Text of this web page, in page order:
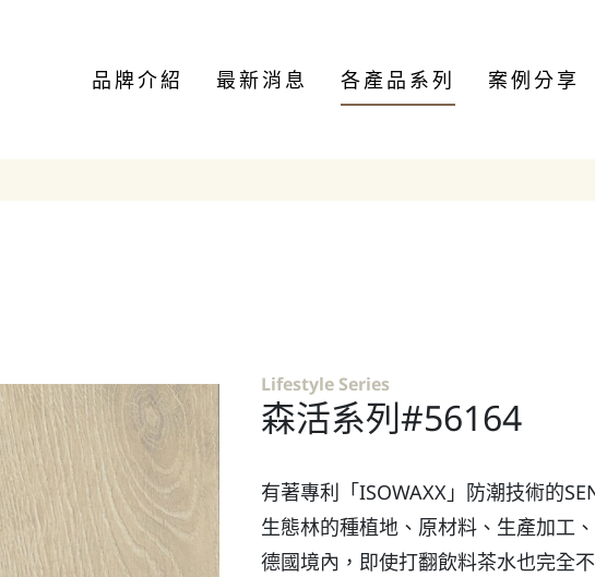
品牌介紹 最新消息 各產品系列 案例分享
Lifestyle Series
森活系列#56164
有著專利「ISOWAXX」防潮技術的
生態林的種植地、原材料、生產加工
德國境內，即使打翻飲料茶水也完全